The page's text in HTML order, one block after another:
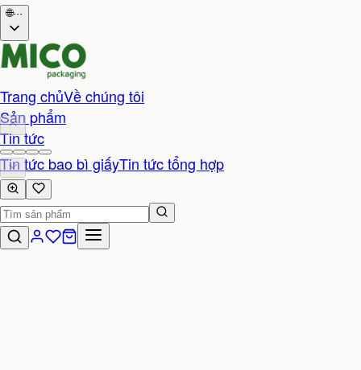
🌐···
Trang chủVề chúng tôi
Sản phẩm
Tin tức
Tin tức bao bì giấyTin tức tổng hợp
Liên hệ